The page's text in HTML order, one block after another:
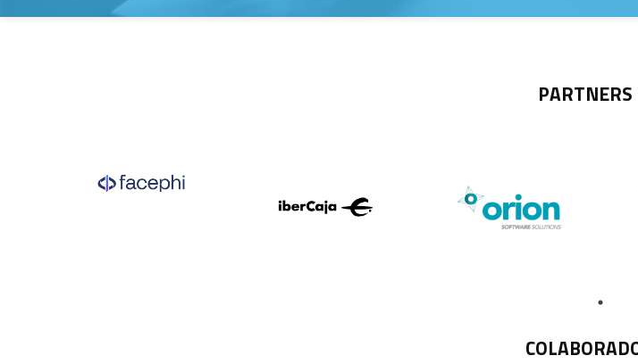
PARTNERS